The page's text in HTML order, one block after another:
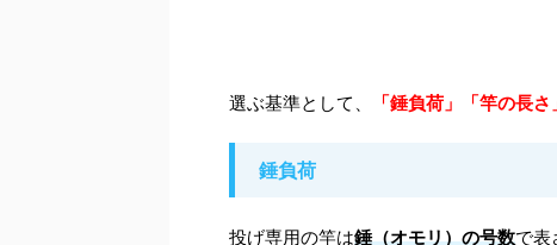
選ぶ基準として、 「錘負荷」「竿の長
錘負荷
投げ専用の竿は錘（オモリ）の号数で表